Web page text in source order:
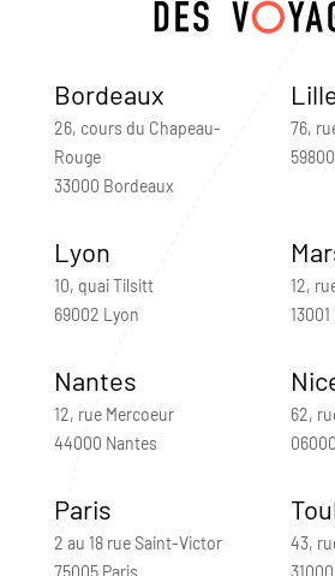
Bordeaux
26, cours du Chapeau-
Rouge
33000 Bordeaux
76,
Lyon
10, quai Tilsitt
69002 Lyon
12,
Nantes
12, rue Mercoeur
44000 Nantes
62,
Paris
2 au 18 rue Saint-Victor
75005 Paris
43,